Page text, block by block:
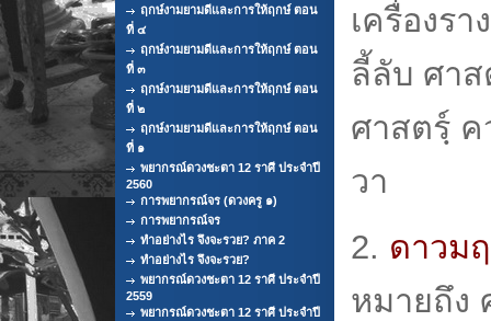
ฤกษ์งามยามดีและการให้ฤกษ์ ตอน
ที่ ๔
ฤกษ์งามยามดีและการให้ฤกษ์ ตอน
ที่ ๓
ฤกษ์งามยามดีและการให้ฤกษ์ ตอน
ที่ ๒
ฤกษ์งามยามดีและการให้ฤกษ์ ตอน
ที่ ๑
พยากรณ์ดวงชะตา 12 ราศี ประจำปี
2560
การพยากรณ์จร (ดวงครู ๑)
การพยากรณ์จร
ทำอย่างไร จึงจะรวย? ภาค 2
ทำอย่างไร จึงจะรวย?
พยากรณ์ดวงชะตา 12 ราศี ประจำปี
2559
พยากรณ์ดวงชะตา 12 ราศี ประจำปี
เครื่องร
ลี้ลับ ศา
ศาสตรฺ์ ค
วา
2. ดาวม
หมายถึง